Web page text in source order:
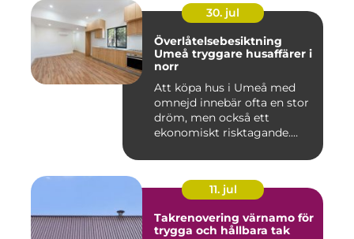
30. jul
Överlåtelsebesiktning
Umeå tryggare husaffärer i
norr
Att köpa hus i Umeå med
omnejd innebär ofta en stor
dröm, men också ett
ekonomiskt risktagande.
11. jul
Takrenovering värnamo för
trygga och hållbara tak